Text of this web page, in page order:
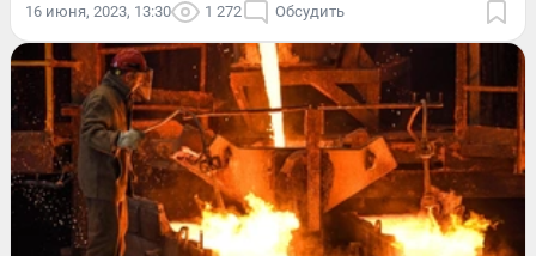
16 июня, 2023, 13:30 1 272 Обсудить